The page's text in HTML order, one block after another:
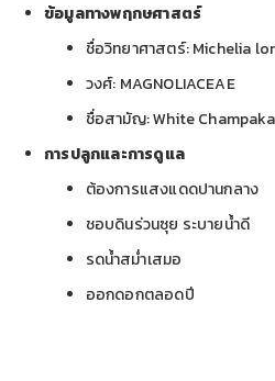
ข้อมูลทางพฤกษศาสตร์
ชื่อวิทยาศาสตร์: Michelia
วงศ์: MAGNOLIACEAE
ชื่อสามัญ: White Champaka
การปลูกและการดูแล
ต้องการแสงแดดปานกลาง
ชอบดินร่วนซุย ระบายน้ำดี
รดน้ำสม่ำเสมอ
ออกดอกตลอดปี